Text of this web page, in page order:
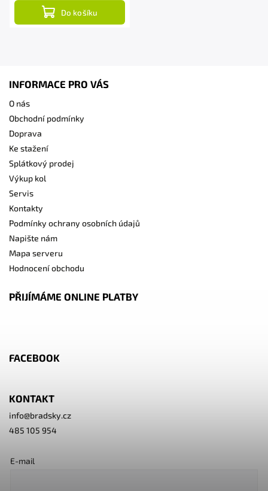
Do košíku
INFORMACE PRO VÁS
O nás
Obchodní podmínky
Doprava
Ke stažení
Splátkový prodej
Výkup kol
Servis
Kontakty
Podmínky ochrany osobních údajů
Napište nám
Mapa serveru
Hodnocení obchodu
PŘIJÍMÁME ONLINE PLATBY
FACEBOOK
KONTAKT
info@bradsky.cz
485 105 954
E-mail